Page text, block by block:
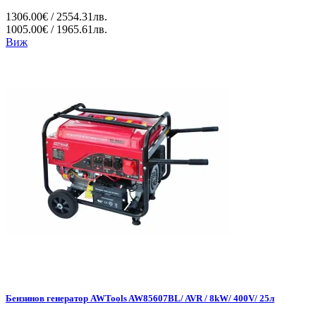
1306.00€ / 2554.31лв.
1005.00€ / 1965.61лв.
Виж
Бензинов генератор AWTools AW85607BL/ AVR / 8kW/ 400V/ 25л